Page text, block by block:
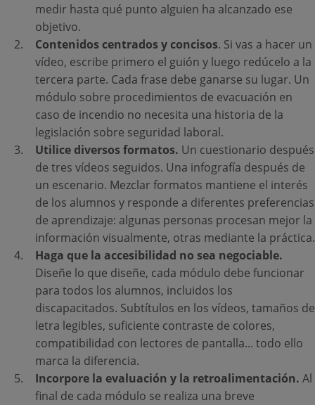
medir hasta qué punto alguien ha alcanzado ese
objetivo.
Contenidos centrados y concisos. Si vas a hacer un
vídeo, escribe primero el guión y luego redúcelo a la
tercera parte. Cada frase debe ganarse su lugar. Un
módulo sobre procedimientos de evacuación en
caso de incendio no necesita una historia de la
legislación sobre seguridad laboral.
Utilice diversos formatos. Un cuestionario después
de tres vídeos seguidos. Una infografía después de
un escenario. Mezclar formatos mantiene el interés
de los alumnos y responde a diferentes preferencias
de aprendizaje: algunas personas procesan mejor la
información visualmente, otras mediante la práctica.
Haga que la accesibilidad no sea negociable.
Diseñe lo que diseñe, cada módulo debe funcionar
para todos los alumnos, incluidos los
discapacitados. Subtítulos en los vídeos, tamaños de
letra legibles, suficiente contraste de colores,
compatibilidad con lectores de pantalla... todo ello
marca la diferencia.
Incorpore la evaluación y la retroalimentación. Al
final de cada módulo se realiza una breve